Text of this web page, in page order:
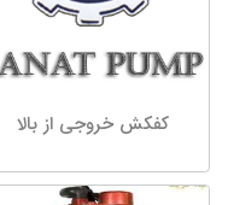
کفکش خروجی از بالا